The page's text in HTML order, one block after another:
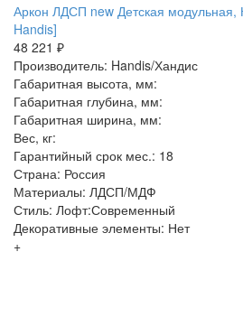
Аркон ЛДСП new Детская модульная,
Handis]
48 221 ₽
Производитель: Handis/Хандис
Габаритная высота, мм:
Габаритная глубина, мм:
Габаритная ширина, мм:
Вес, кг:
Гарантийный срок мес.: 18
Страна: Россия
Материалы: ЛДСП/МДФ
Стиль: Лофт:Современный
Декоративные элементы: Нет
+